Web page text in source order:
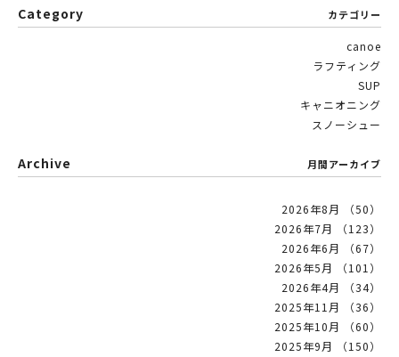
Category カテゴリー
canoe
ラフティング
SUP
キャニオニング
スノーシュー
Archive 月間アーカイブ
2026年8月 （50）
2026年7月 （123）
2026年6月 （67）
2026年5月 （101）
2026年4月 （34）
2025年11月 （36）
2025年10月 （60）
2025年9月 （150）